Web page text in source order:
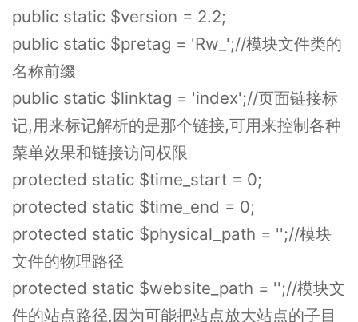
public static $version = 2.2;
public static $pretag = 'Rw_';//模块文件类的
名称前缀
public static $linktag = 'index';//页面链接标
记,用来标记解析的是那个链接,可用来控制各种
菜单效果和链接访问权限
protected static $time_start = 0;
protected static $time_end = 0;
protected static $physical_path = '';//模块
文件的物理路径
protected static $website_path = '';//模块文
件的站点路径,因为可能把站点放大站点的子目